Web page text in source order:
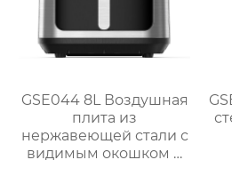
GSE044 8L Воздушная
плита из
нержавеющей стали с
видимым окошком и